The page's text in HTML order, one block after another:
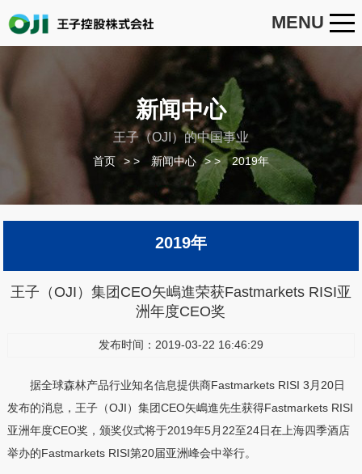
MENU
新闻中心
王子（OJI）的中国事业
首页 > 新闻中心 > 2019年
2019年
王子（OJI）集团CEO矢嶋進荣获Fastmarkets RISI亚
洲年度CEO奖
发布时间：2019-03-22 16:46:29
据全球森林产品行业知名信息提供商Fastmarkets RISI 3月20日
发布的消息，王子（OJI）集团CEO矢嶋進先生获得Fastmarkets RISI
亚洲年度CEO奖，颁奖仪式将于2019年5月22至24日在上海四季酒店
举办的Fastmarkets RISI第20届亚洲峰会中举行。